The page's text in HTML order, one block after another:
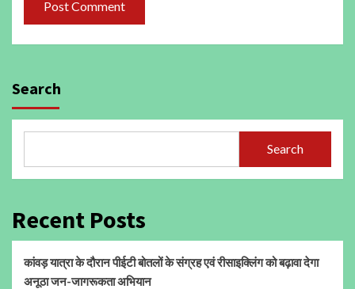
Search
Search
Recent Posts
कांवड़ यात्रा के दौरान पीईटी बोतलों के संग्रह एवं रीसाइक्लिंग को बढ़ावा देगा
अनूठा जन-जागरूकता अभियान